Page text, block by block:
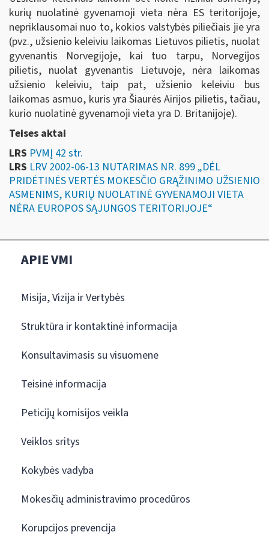
kurių nuolatinė gyvenamoji vieta nėra ES teritorijoje,
nepriklausomai nuo to, kokios valstybės piliečiais jie yra
(pvz., užsienio keleiviu laikomas Lietuvos pilietis, nuolat
gyvenantis Norvegijoje, kai tuo tarpu, Norvegijos
pilietis, nuolat gyvenantis Lietuvoje, nėra laikomas
užsienio keleiviu, taip pat, užsienio keleiviu bus
laikomas asmuo, kuris yra Šiaurės Airijos pilietis, tačiau,
kurio nuolatinė gyvenamoji vieta yra D. Britanijoje).
Teises aktai
LRS PVMĮ 42 str.
LRS LRV 2002-06-13 NUTARIMAS NR. 899 „DĖL
PRIDĖTINĖS VERTĖS MOKESČIO GRĄŽINIMO UŽSIENIO
ASMENIMS, KURIŲ NUOLATINĖ GYVENAMOJI VIETA
NĖRA EUROPOS SĄJUNGOS TERITORIJOJE“
APIE VMI
Misija, Vizija ir Vertybės
Struktūra ir kontaktinė informacija
Konsultavimasis su visuomene
Teisinė informacija
Peticijų komisijos veikla
Veiklos sritys
Kokybės vadyba
Mokesčių administravimo procedūros
Korupcijos prevencija